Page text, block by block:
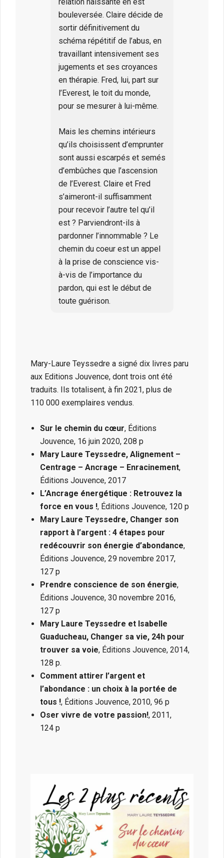
bouleversée. Claire décide de
sortir définitivement du
schéma répétitif de l’abus, en
travaillant intensivement ses
jugements et ses croyances
en thérapie. Fred, lui, part sur
l’Everest, le toit du monde,
pour se mesurer à lui-même.
Mais les chemins intérieurs
qu’ils choisissent d’emprunter
sont aussi escarpés et semés
d’embûches que l’ascension
de l’Everest. Claire et Fred
s’aimeront-il suffisamment
pour recevoir l’autre tel qu’il
est ? Parviendront-ils à
pardonner l’innommable ? Le
chemin du coeur est un appel
à la prise de conscience vis-
à-vis de l’importance du
pardon, qui est le début de
toute guérison.
Mary-Laure Teyssedre a signé dix livres paru
aux Editions Jouvence, dont trois ont été
traduits. Ils totalisent, à fin 2021, plus de
110 000 exemplaires vendus.
Sur le chemin du cœur, Éditions
Jouvence, 16 juin 2020, 208 p
Mary Laure Teyssedre, Alignement –
Centrage – Ancrage – Enracinement,
Éditions Jouvence, 2017
L’Ancrage énergétique : Retrouvez la
force en vous !, Éditions Jouvence, 120 p
Mary Laure Teyssedre, Changer son
rapport à l’argent : 4 étapes pour
redécouvrir son énergie d’abondance,
Éditions Jouvence, 29 novembre 2017,
127 p
Prendre conscience de son énergie,
Éditions Jouvence, 30 novembre 2016,
127 p
Mary Laure Teyssedre et Isabelle
Guaducheau, Changer sa vie, 24h pour
trouver sa voie, Éditions Jouvence, 2014,
128 p.
Comment attirer l’argent et
l’abondance : un choix à la portée de
tous !, Éditions Jouvence, 2010, 96 p
Oser vivre de votre passion!, 2011,
124 p